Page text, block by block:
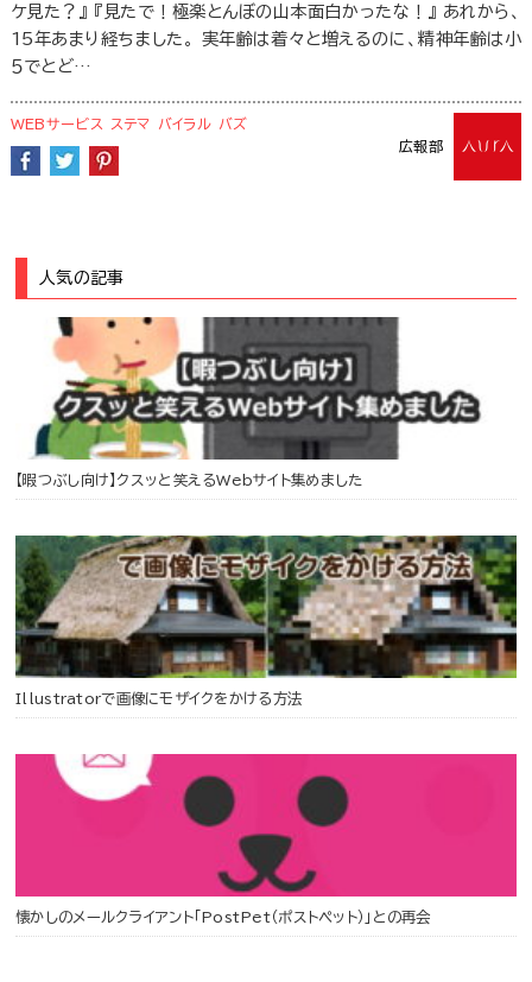
ケ見た？』 『見たで！極楽とんぼの山本面白かったな！』 あれから、
15年あまり経ちました。 実年齢は着々と増えるのに、精神年齢は小
５でとど…
広報部
WEBサービス ステマ バイラル バズ
人気の記事
【暇つぶし向け】クスッと笑えるWebサイト集めました
Illustratorで画像にモザイクをかける方法
懐かしのメールクライアント「PostPet（ポストペット）」との再会